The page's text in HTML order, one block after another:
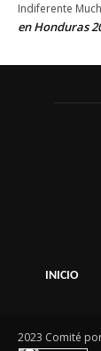
Indiferente
en Honduras
INICIO
2023 Comité